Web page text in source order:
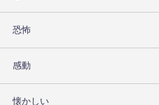
恐怖
感動
懐かしい